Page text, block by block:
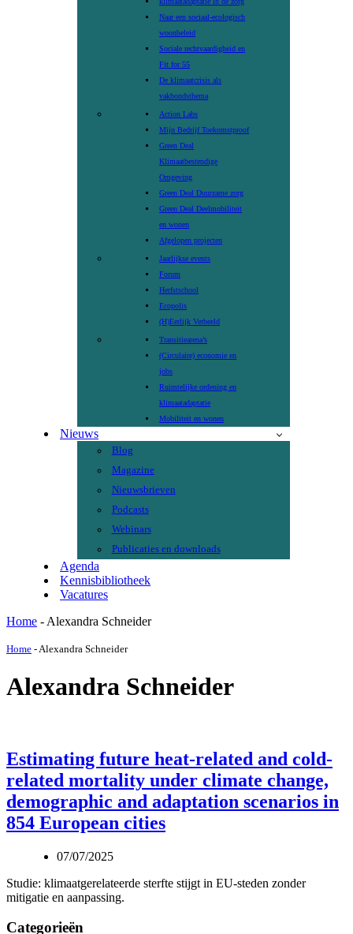
Naar een sociaal-ecologisch
woonbeleid
Sociale rechtvaardigheid en
Fit for 55
De klimaatcrisis als
vakbondsthema
Action Labs
Mijn Bedrijf Toekomstproof
Green Deal
Klimaatbestendige
Omgeving
Green Deal Duurzame zorg
Green Deal Deelmobiliteit
en wonen
Afgelopen projecten
Jaarlijkse events
Forum
Herfstschool
Ecopolis
(H)Eerlijk Verbeeld
Transitiearena’s
(Circulaire) economie en
jobs
Ruimtelijke ordening en
klimaatadaptatie
Mobiliteit en wonen
Nieuws
Blog
Magazine
Nieuwsbrieven
Podcasts
Webinars
Publicaties en downloads
Agenda
Kennisbibliotheek
Vacatures
Home - Alexandra Schneider
Home -Alexandra Schneider
Alexandra Schneider
Estimating future heat-related and cold-
related mortality under climate change,
demographic and adaptation scenarios in
854 European cities
07/07/2025
Studie: klimaatgerelateerde sterfte stijgt in EU-steden zonder
mitigatie en aanpassing.
Categorieën